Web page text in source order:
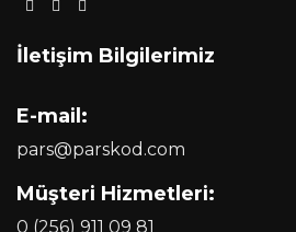
İletişim Bilgilerimiz
E-mail:
pars@parskod.com
Müşteri Hizmetleri:
0 (256) 911 09 81